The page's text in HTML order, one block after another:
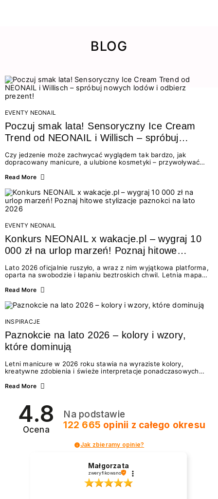
BLOG
EVENTY NEONAIL
Poczuj smak lata! Sensoryczny Ice Cream
Trend od NEONAIL i Willisch – spróbuj
nowych lodów i odbierz prezent!
Czy jedzenie może zachwycać wyglądem tak bardzo, jak
dopracowany manicure, a ulubione kosmetyki – przywoływać
świata beauty i oszałamiających deserów to coś więcej niż
zmysłami: przez soczysty kolor, aksamitną teksturę,
orzeźwiający zapach i słodki akcent na podniebieniu. Tego lata
NEONAIL łączy siły z marką Willisch, tworząc unikalny projekt
na styku jedzenia i piękna....
Read More
EVENTY NEONAIL
Konkurs NEONAIL x wakacje.pl – wygraj 10
000 zł na urlop marzeń! Poznaj hitowe
Lato 2026 oficjalnie ruszyło, a wraz z nim wyjątkowa platforma,
oparta na swobodzie i łapaniu beztroskich chwil. Letnia mapa
doświadczenia wakacji – od spontanicznych wyjazdów, przez
Motywem przewodnim jest eksplorowanie i kolekcjonowanie
letnich momentów. Z tej okazji przygotowaliśmy coś absolutnie
wyjątkowego: wielki konkurs z wakacje.pl oraz dawkę
najgorętszych trendów w...
Read More
INSPIRACJE
Paznokcie na lato 2026 – kolory i wzory,
które dominują
Letni manicure w 2026 roku stawia na wyraziste kolory,
kreatywne zdobienia i świeże interpretacje ponadczasowych
zarówno energetycznych odcieni inspirowanych wakacjami, jak
2026? Znajdź inspirację dla swojego manicure!
Read More
4.8
Ocena
Na podstawie
122 665 opinii z całego okresu
Jak zbieramy opinie?
Małgorzata
zweryfikowano